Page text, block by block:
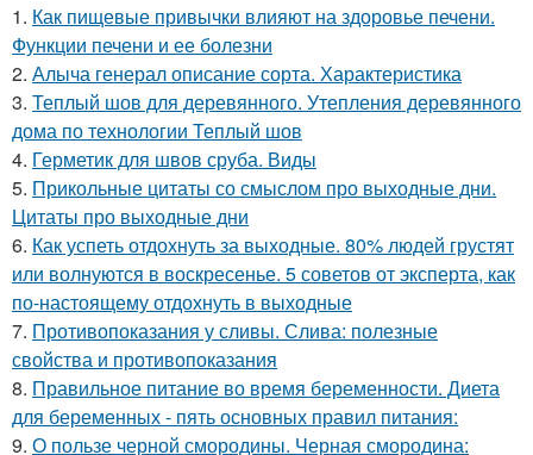
1. Как пищевые привычки влияют на здоровье печени.
Функции печени и ее болезни
2. Алыча генерал описание сорта. Характеристика
3. Теплый шов для деревянного. Утепления деревянного
дома по технологии Теплый шов
4. Герметик для швов сруба. Виды
5. Прикольные цитаты со смыслом про выходные дни.
Цитаты про выходные дни
6. Как успеть отдохнуть за выходные. 80% людей грустят
или волнуются в воскресенье. 5 советов от эксперта, как
по-настоящему отдохнуть в выходные
7. Противопоказания у сливы. Слива: полезные
свойства и противопоказания
8. Правильное питание во время беременности. Диета
для беременных - пять основных правил питания:
9. О пользе черной смородины. Черная смородина: